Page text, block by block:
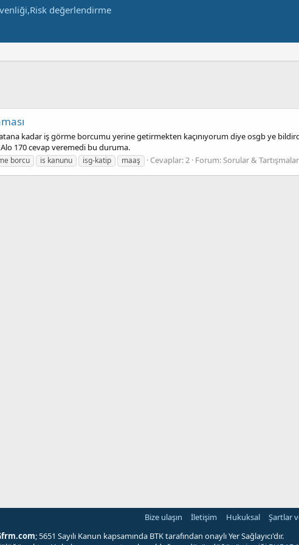
kadar iş görme borcumu yerine getirmekten kaçınıyorum diye osgb ye
170 cevap veremedi bu duruma.
borcu is kanunu isg-katip maaş Cevaplar: 2 Forum:Sorular & Tartışmalar
Bize ulaşın İletişim Hukuksal Şartlar
; 5651 Sayılı Kanun kapsamında BTK tarafından onaylı Yer Sağlayıcı'dır.